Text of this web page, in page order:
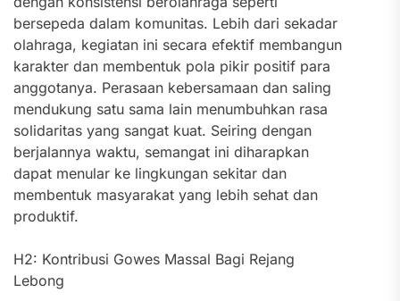
bersepeda dalam komunitas. Lebih dari sekadar
olahraga, kegiatan ini secara efektif membangun
karakter dan membentuk pola pikir positif para
anggotanya. Perasaan kebersamaan dan saling
mendukung satu sama lain menumbuhkan rasa
solidaritas yang sangat kuat. Seiring dengan
berjalannya waktu, semangat ini diharapkan
dapat menular ke lingkungan sekitar dan
membentuk masyarakat yang lebih sehat dan
produktif.
H2: Kontribusi Gowes Massal Bagi Rejang
Lebong